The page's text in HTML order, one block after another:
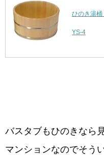
ひのき湯
YS-4
バスタブもひのきなら
マンションなのでそう